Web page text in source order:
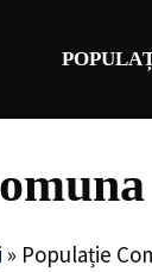
» Populație